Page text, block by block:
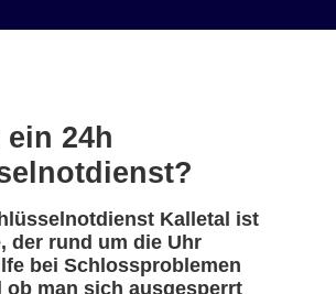
ein 24h
Kalletal ist
der rund um die Uhr
bei Schlossproblemen
ob man sich ausgesperrt